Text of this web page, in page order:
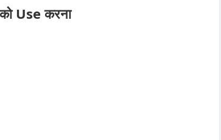
Use करना